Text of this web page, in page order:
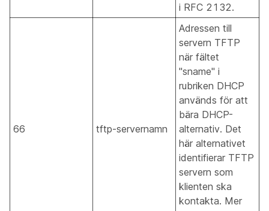
i RFC 2132.
66 tftp-servernamn
Adressen till
servern TFTP
när fältet
"sname" i
rubriken DHCP
används för att
bära DHCP-
alternativ. Det
här alternativet
identifierar TFTP
servern som
klienten ska
kontakta. Mer